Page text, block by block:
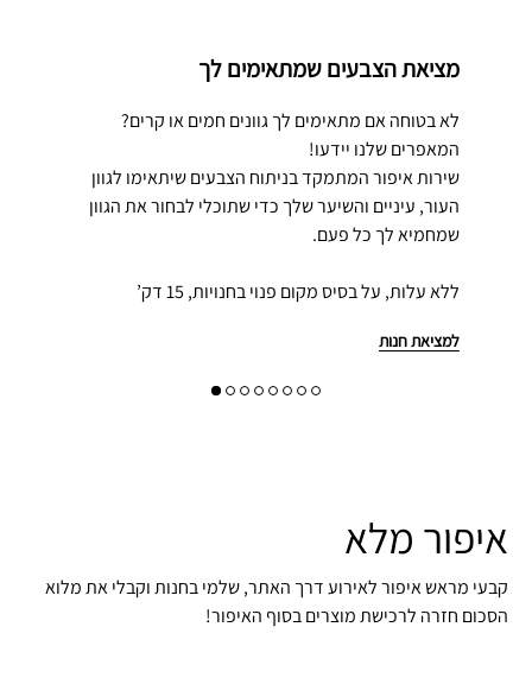
מציאת הצבעים שמתאימים לך
לא בטוחה אם מתאימים לך גוונים חמים או קרים?
המאפרים שלנו יידעו!
שירות איפור המתמקד בניתוח הצבעים שיתאימו לגוון
העור, עיניים והשיער שלך כדי שתוכלי לבחור את הגוון
שמחמיא לך כל פעם.
ללא עלות, על בסיס מקום פנוי בחנויות, 15 דק’
למציאת חנות
איפור מלא
קבעי מראש איפור לאירוע דרך האתר, שלמי בחנות וקבלי את מלוא
הסכום חזרה לרכישת מוצרים בסוף האיפור!